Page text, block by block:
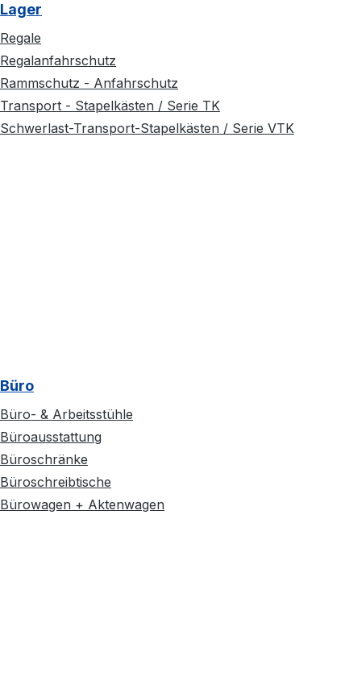
Lager
Regale
Regalanfahrschutz
Rammschutz - Anfahrschutz
Transport - Stapelkästen / Serie TK
Schwerlast-Transport-Stapelkästen / Serie VTK
Büro
Büro- & Arbeitsstühle
Büroausstattung
Büroschränke
Büroschreibtische
Bürowagen + Aktenwagen